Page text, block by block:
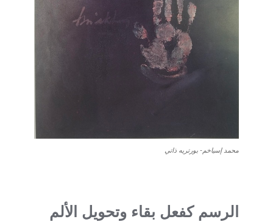
محمد إسياخم- بورتريه ذاتي
الرسم كفعل بقاء وتحويل الألم